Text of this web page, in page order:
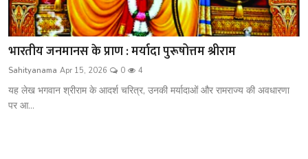
कविता
आलेख
शख्सियत
धरोहर
भारतीय जनमानस के प्राण : मर्यादा पुरूषोत्तम श्रीराम
Sahityanama Apr 15, 2026 0 4
यह लेख भगवान श्रीराम के आदर्श चरित्र, उनकी मर्यादाओं और रामराज्य की अवधारणा
पर आ...